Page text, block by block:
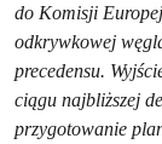
do Komisji
odkrywkowej
precedensu.
ciągu najbliższej
przygotowanie